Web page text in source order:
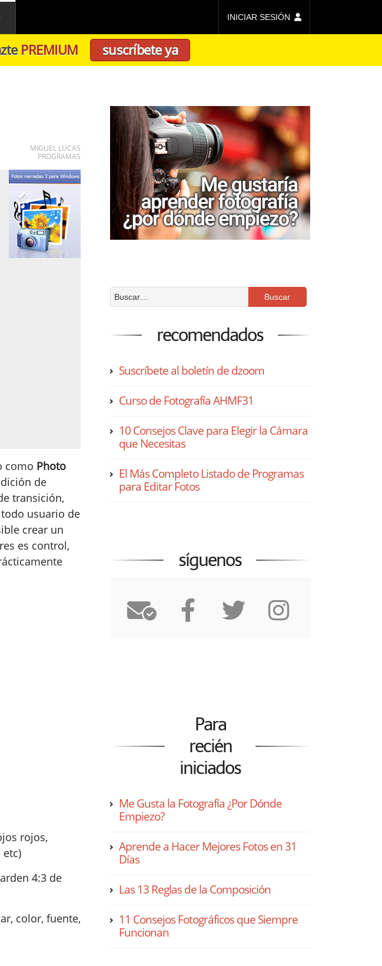
INICIAR SESIÓN
PREMIUM suscríbete ya
MIGUEL LUCAS
PROGRAMAS
como Photo
de
transición,
usuario de
crear un
es control,
rojos,
etc)
4:3 de
color, fuente,
recomendados
Suscríbete al boletín de dzoom
Curso de Fotografía AHMF31
10 Consejos Clave para Elegir la Cámara
que Necesitas
El Más Completo Listado de Programas
para Editar Fotos
síguenos
Para
recién
iniciados
Me Gusta la Fotografía ¿Por Dónde
Empiezo?
Aprende a Hacer Mejores Fotos en 31
Días
Las 13 Reglas de la Composición
11 Consejos Fotográficos que Siempre
Funcionan